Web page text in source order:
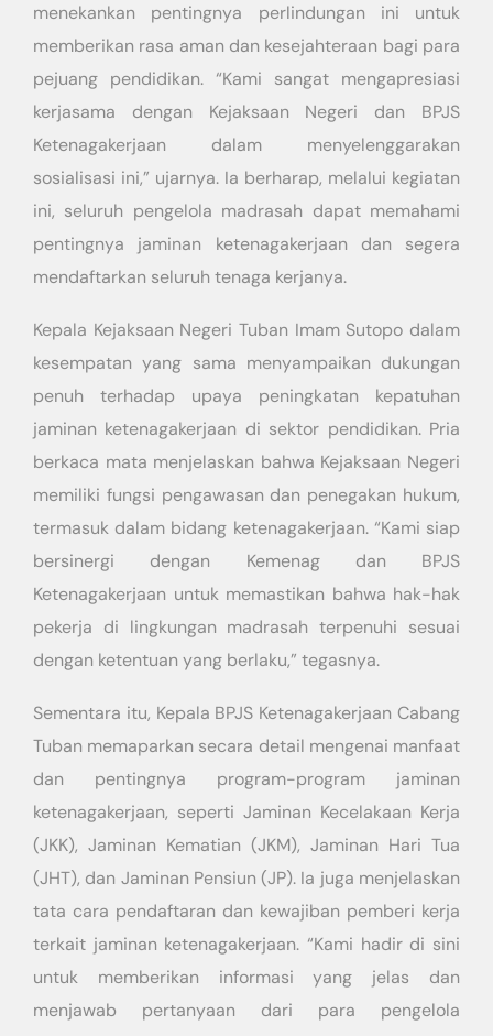
menekankan pentingnya perlindungan ini untuk
memberikan rasa aman dan kesejahteraan bagi para
pejuang pendidikan. “Kami sangat mengapresiasi
kerjasama dengan Kejaksaan Negeri dan BPJS
Ketenagakerjaan dalam menyelenggarakan
sosialisasi ini,” ujarnya. Ia berharap, melalui kegiatan
ini, seluruh pengelola madrasah dapat memahami
pentingnya jaminan ketenagakerjaan dan segera
mendaftarkan seluruh tenaga kerjanya.
Kepala Kejaksaan Negeri Tuban Imam Sutopo dalam
kesempatan yang sama menyampaikan dukungan
penuh terhadap upaya peningkatan kepatuhan
jaminan ketenagakerjaan di sektor pendidikan. Pria
berkaca mata menjelaskan bahwa Kejaksaan Negeri
memiliki fungsi pengawasan dan penegakan hukum,
termasuk dalam bidang ketenagakerjaan. “Kami siap
bersinergi dengan Kemenag dan BPJS
Ketenagakerjaan untuk memastikan bahwa hak-hak
pekerja di lingkungan madrasah terpenuhi sesuai
dengan ketentuan yang berlaku,” tegasnya.
Sementara itu, Kepala BPJS Ketenagakerjaan Cabang
Tuban memaparkan secara detail mengenai manfaat
dan pentingnya program-program jaminan
ketenagakerjaan, seperti Jaminan Kecelakaan Kerja
(JKK), Jaminan Kematian (JKM), Jaminan Hari Tua
(JHT), dan Jaminan Pensiun (JP). Ia juga menjelaskan
tata cara pendaftaran dan kewajiban pemberi kerja
terkait jaminan ketenagakerjaan. “Kami hadir di sini
untuk memberikan informasi yang jelas dan
menjawab pertanyaan dari para pengelola